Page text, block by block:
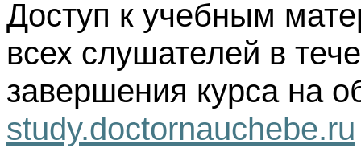
Доступ к учебным
всех слушателей в
завершения курса на
study.doctornauchebe.ru